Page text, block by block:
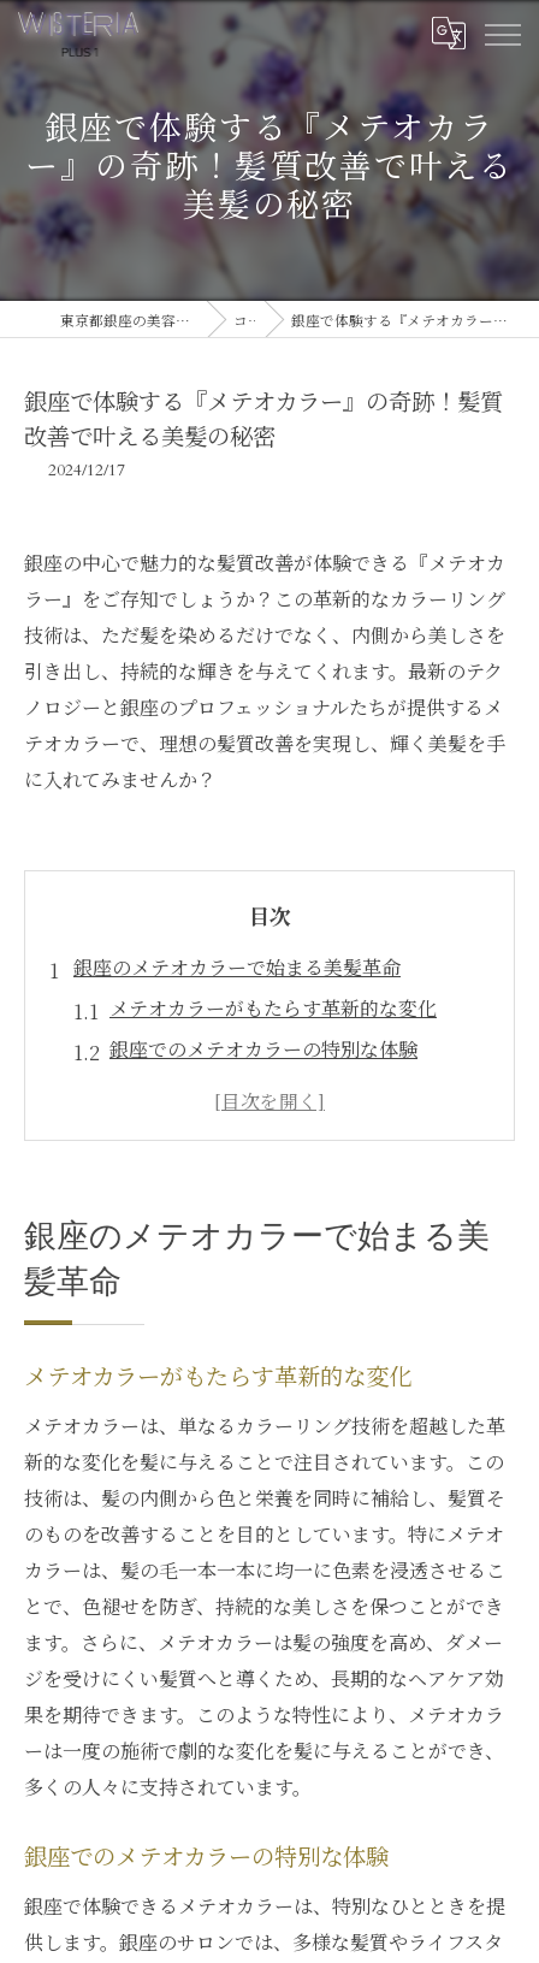
銀座で体験する『メテオカラ
ー』の奇跡！髪質改善で叶える
美髪の秘密
東京都銀座の美容室ならWISTERIA PLUS 1 コラム 銀座で体験する『メテオカラー』の奇跡！髪質改善で叶える美髪の秘密
銀座で体験する『メテオカラー』の奇跡！髪質
改善で叶える美髪の秘密
2024/12/17
銀座の中心で魅力的な髪質改善が体験できる『メテオカ
ラー』をご存知でしょうか？この革新的なカラーリング
技術は、ただ髪を染めるだけでなく、内側から美しさを
引き出し、持続的な輝きを与えてくれます。最新のテク
ノロジーと銀座のプロフェッショナルたちが提供するメ
テオカラーで、理想の髪質改善を実現し、輝く美髪を手
に入れてみませんか？
目次
銀座のメテオカラーで始まる美髪革命
メテオカラーがもたらす革新的な変化
銀座でのメテオカラーの特別な体験
メテオカラーと銀座の調和で実現する美髪
メテオカラーで銀座から始める新しいヘア
ライフ
メテオカラーで髪質改善を実現する新たな一歩
髪質改善におけるメテオカラーの役割
メテオカラーによる髪の健康革命
銀座で体験するメテオカラーの新技術
メテオカラーと共に歩む髪質改善の未来
銀座のメテオカラーで変わる髪の質感
最新メテオカラーで始める髪質改善
メテオカラーが叶える銀座での髪質変革
銀座のメテオカラーで叶う美しい髪
メテオカラーによる銀座での革新的な変化
髪質変革をもたらすメテオカラーの力
銀座で体験するメテオカラーの効果
メテオカラーで銀座から髪質革命を
髪質改善を銀座で体感！メテオカラーの魔法
銀座で体感するメテオカラーの魔法
メテオカラーの秘密を銀座で探る
銀座のメテオカラーで始まる美
髪革命
メテオカラーがもたらす革新的な変化
メテオカラーは、単なるカラーリング技術を超越した革
新的な変化を髪に与えることで注目されています。この
技術は、髪の内側から色と栄養を同時に補給し、髪質そ
のものを改善することを目的としています。特にメテオ
カラーは、髪の毛一本一本に均一に色素を浸透させるこ
とで、色褪せを防ぎ、持続的な美しさを保つことができ
ます。さらに、メテオカラーは髪の強度を高め、ダメー
ジを受けにくい髪質へと導くため、長期的なヘアケア効
果を期待できます。このような特性により、メテオカラ
ーは一度の施術で劇的な変化を髪に与えることができ、
多くの人々に支持されています。
銀座でのメテオカラーの特別な体験
銀座で体験できるメテオカラーは、特別なひとときを提
供します。銀座のサロンでは、多様な髪質やライフスタ